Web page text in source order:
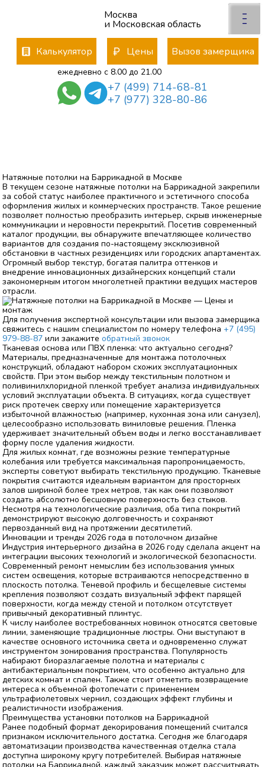
x
Отправьте заявку
менеджер свяжется с Вами
*
Москва
и Московская область
Калькулятор Цены Вызов замерщика
ежедневно с 8.00 до 21.00
+7 (499) 714-68-81
+7 (977) 328-80-86
–
–
–
×
Натяжные потолки на Баррикадной в Москве
В текущем сезоне натяжные потолки на Баррикадной закрепили
за собой статус наиболее практичного и эстетичного способа
оформления жилых и коммерческих пространств. Такое решение
позволяет полностью преобразить интерьер, скрыв инженерные
коммуникации и неровности перекрытий. Посетив современный
каталог продукции, вы обнаружите впечатляющее количество
вариантов для создания по-настоящему эксклюзивной
обстановки в частных резиденциях или городских апартаментах.
Огромный выбор текстур, богатая палитра оттенков и
внедрение инновационных дизайнерских концепций стали
закономерным итогом многолетней практики ведущих мастеров
отрасли.
Для получения экспертной консультации или вызова замерщика
свяжитесь с нашим специалистом по номеру телефона+7 (495)
979-88-87 или закажитеобратный звонок
Тканевая основа или ПВХ пленка: что актуально сегодня?
Материалы, предназначенные для монтажа потолочных
конструкций, обладают набором схожих эксплуатационных
свойств. При этом выбор между текстильным полотном и
поливинилхлоридной пленкой требует анализа индивидуальных
условий эксплуатации объекта. В ситуациях, когда существует
риск протечек сверху или помещение характеризуется
избыточной влажностью (например, кухонная зона или санузел),
целесообразно использовать виниловые решения. Пленка
удерживает значительный объем воды и легко восстанавливает
форму после удаления жидкости.
Для жилых комнат, где возможны резкие температурные
колебания или требуется максимальная паропроницаемость,
эксперты советуют выбирать текстильную продукцию. Тканевые
покрытия считаются идеальным вариантом для просторных
залов шириной более трех метров, так как они позволяют
создать абсолютно бесшовную поверхность без стыков.
Несмотря на технологические различия, оба типа покрытий
демонстрируют высокую долговечность и сохраняют
первозданный вид на протяжении десятилетий.
Инновации и тренды 2026 года в потолочном дизайне
Индустрия интерьерного дизайна в 2026 году сделала акцент на
интеграции высоких технологий и экологической безопасности.
Современный ремонт немыслим без использования умных
систем освещения, которые встраиваются непосредственно в
плоскость потолка. Теневой профиль и бесщелевые системы
крепления позволяют создать визуальный эффект парящей
поверхности, когда между стеной и потолком отсутствует
привычный декоративный плинтус.
К числу наиболее востребованных новинок относятся световые
линии, заменяющие традиционные люстры. Они выступают в
качестве основного источника света и одновременно служат
инструментом зонирования пространства. Популярность
набирают биоразлагаемые полотна и материалы с
антибактериальным покрытием, что особенно актуально для
детских комнат и спален. Также стоит отметить возвращение
интереса к объемной фотопечати с применением
ультрафиолетовых чернил, создающих эффект глубины и
реалистичности изображения.
Преимущества установки потолков на Баррикадной
Ранее подобный формат декорирования помещений считался
признаком исключительного достатка. Сегодня же благодаря
автоматизации производства качественная отделка стала
доступна широкому кругу потребителей. Выбирая натяжные